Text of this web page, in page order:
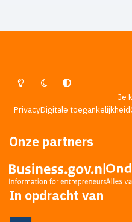
Lichte ModusDonkere ModusSysteemvoorkeur
Je
PrivacyDigitale toegankelijkheid
Onze partners
In opdracht van